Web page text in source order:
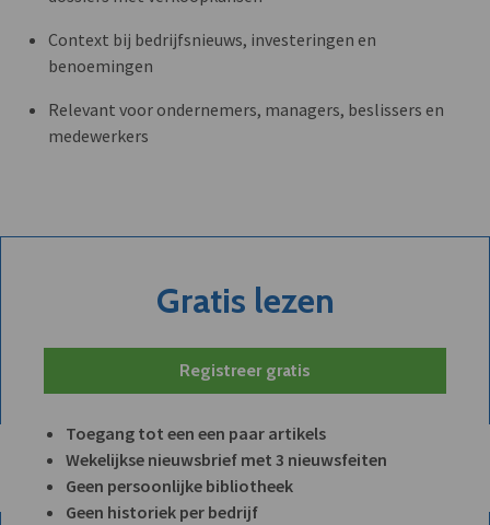
Context bij bedrijfsnieuws, investeringen en
benoemingen
Relevant voor ondernemers, managers, beslissers en
medewerkers
Gratis lezen
Registreer gratis
Toegang tot een een paar artikels
Wekelijkse nieuwsbrief met 3 nieuwsfeiten
Geen persoonlijke bibliotheek
Geen historiek per bedrijf